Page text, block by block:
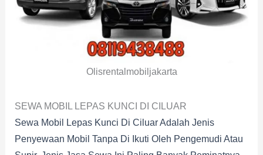
Olisrentalmobiljakarta
SEWA MOBIL LEPAS KUNCI DI CILUAR
Sewa Mobil Lepas Kunci Di Ciluar Adalah Jenis
Penyewaan Mobil Tanpa Di Ikuti Oleh Pengemudi Atau